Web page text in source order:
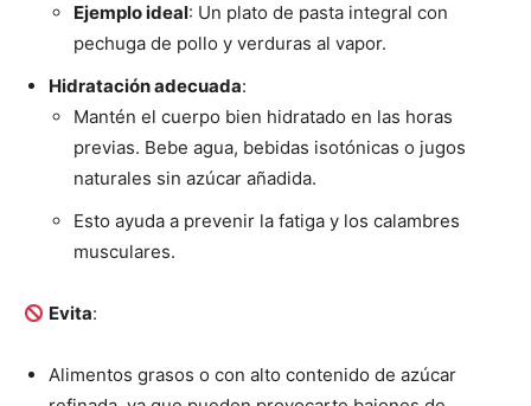
Ejemplo ideal: Un plato de pasta integral con
pechuga de pollo y verduras al vapor.
Hidratación adecuada:
Mantén el cuerpo bien hidratado en las horas
previas. Bebe agua, bebidas isotónicas o jugos
naturales sin azúcar añadida.
Esto ayuda a prevenir la fatiga y los calambres
musculares.
Evita:
Alimentos grasos o con alto contenido de azúcar